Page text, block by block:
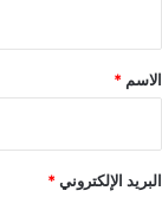
*
الاسم *
البريد الإلكتروني*